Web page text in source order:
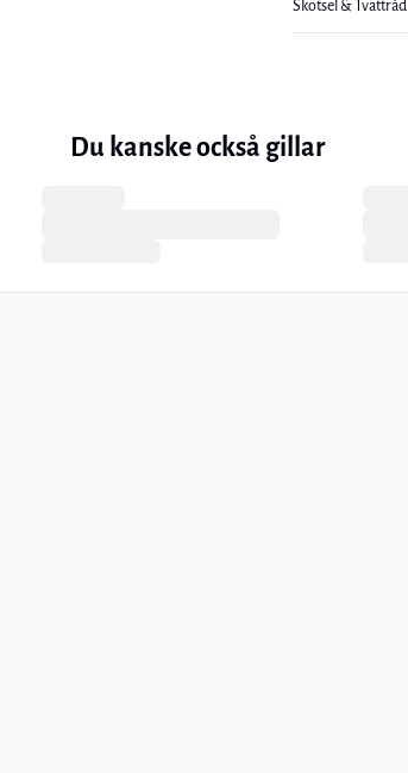
Skötsel & Tvättråd
Du kanske också gillar